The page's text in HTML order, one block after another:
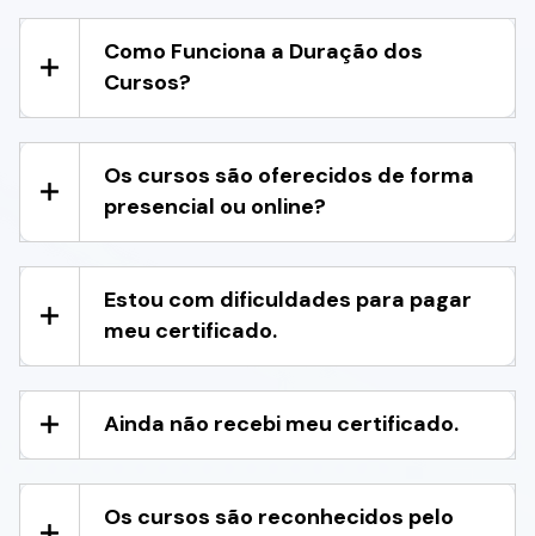
Como Funciona a Duração dos
Cursos?
Os cursos são oferecidos de forma
presencial ou online?
Estou com dificuldades para pagar
meu certificado.
Ainda não recebi meu certificado.
Os cursos são reconhecidos pelo